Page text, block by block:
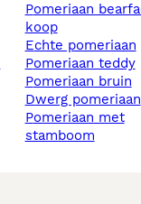
pomeriaan bearface te
koop
echte pomeriaan
pomeriaan teddy
pomeriaan bruin
dwerg pomeriaan
pomeriaan met
stamboom